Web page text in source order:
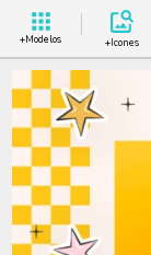
+Modelos +Icones